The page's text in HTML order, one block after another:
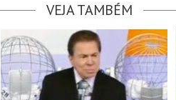
VEJA TAMBÉM